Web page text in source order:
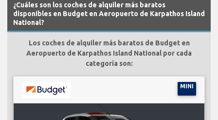
¿Cuáles son los coches de alquiler más baratos
disponibles en Budget en Aeropuerto de Karpathos Island
National?
Los coches de alquiler más baratos de Budget en
Aeropuerto de Karpathos Island National por cada
categoría son:
MINI